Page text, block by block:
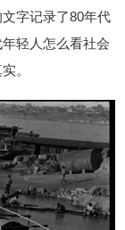
字记录了80年代
轻人怎么看社会
。